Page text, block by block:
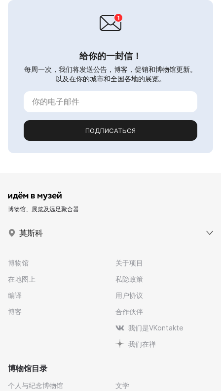
给你的一封信！
每周一次，我们将发送公告，博客，促销和博物馆更新。
以及在你的城市和全国各地的展览。
ПОДПИСАТЬСЯ
博物馆、展览及远足聚合器
莫斯科
博物馆
在地图上
编译
博客
关于项目
私隐政策
用户协议
合作伙伴
我们是VKontakte
我们在禅
博物馆目录
个人与纪念博物馆 文学